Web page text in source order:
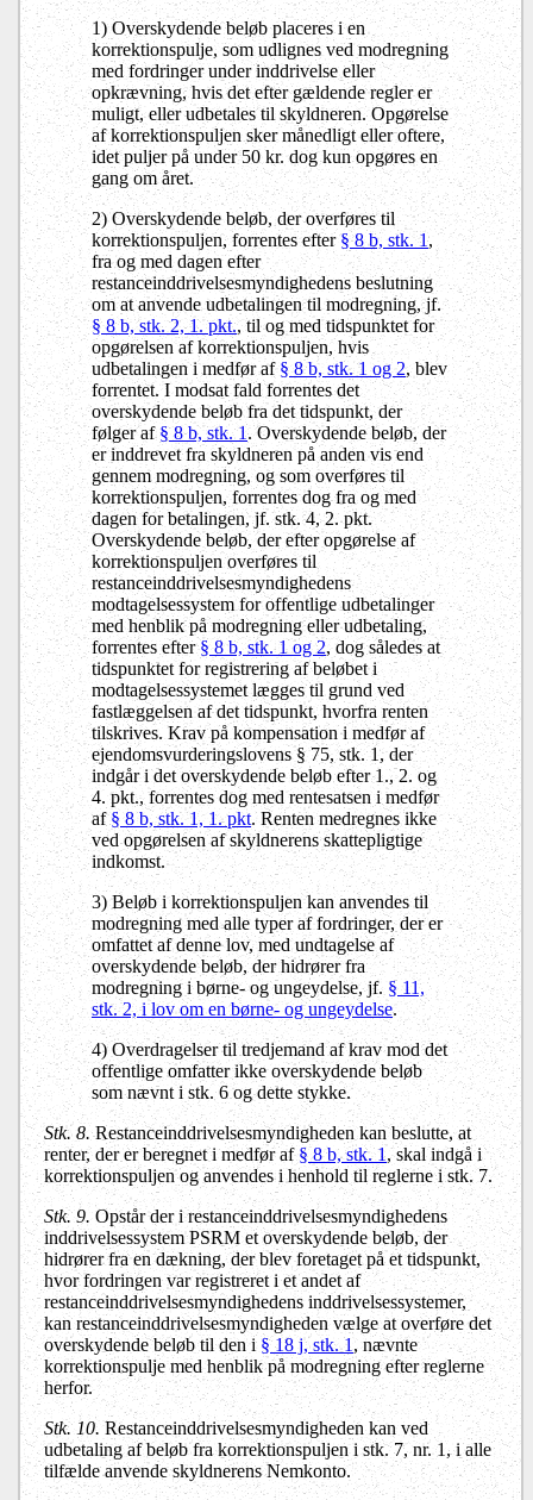
1) Overskydende beløb placeres i en
korrektionspulje, som udlignes ved modregning
med fordringer under inddrivelse eller
opkrævning, hvis det efter gældende regler er
muligt, eller udbetales til skyldneren. Opgørelse
af korrektionspuljen sker månedligt eller oftere,
idet puljer på under 50 kr. dog kun opgøres en
gang om året.
2) Overskydende beløb, der overføres til
korrektionspuljen, forrentes efter§ 8 b, stk. 1,
fra og med dagen efter
restanceinddrivelsesmyndighedens beslutning
om at anvende udbetalingen til modregning, jf.
§ 8 b, stk. 2, 1. pkt., til og med tidspunktet for
opgørelsen af korrektionspuljen, hvis
udbetalingen i medfør af § 8 b, stk. 1 og 2, blev
forrentet. I modsat fald forrentes det
overskydende beløb fra det tidspunkt, der
følger af§ 8 b, stk. 1. Overskydende beløb, der
er inddrevet fra skyldneren på anden vis end
gennem modregning, og som overføres til
korrektionspuljen, forrentes dog fra og med
dagen for betalingen, jf. stk. 4, 2. pkt.
Overskydende beløb, der efter opgørelse af
korrektionspuljen overføres til
restanceinddrivelsesmyndighedens
modtagelsessystem for offentlige udbetalinger
med henblik på modregning eller udbetaling,
forrentes efter§ 8 b, stk. 1 og 2, dog således at
tidspunktet for registrering af beløbet i
modtagelsessystemet lægges til grund ved
fastlæggelsen af det tidspunkt, hvorfra renten
tilskrives. Krav på kompensation i medfør af
ejendomsvurderingslovens § 75, stk. 1, der
indgår i det overskydende beløb efter 1., 2. og
4. pkt., forrentes dog med rentesatsen i medfør
af§ 8 b, stk. 1, 1. pkt. Renten medregnes ikke
ved opgørelsen af skyldnerens skattepligtige
indkomst.
3) Beløb i korrektionspuljen kan anvendes til
modregning med alle typer af fordringer, der er
omfattet af denne lov, med undtagelse af
overskydende beløb, der hidrører fra
modregning i børne- og ungeydelse, jf. § 11,
stk. 2, i lov om en børne- og ungeydelse.
4) Overdragelser til tredjemand af krav mod det
offentlige omfatter ikke overskydende beløb
som nævnt i stk. 6 og dette stykke.
Stk. 8.Restanceinddrivelsesmyndigheden kan beslutte, at
renter, der er beregnet i medfør af§ 8 b, stk. 1, skal indgå i
korrektionspuljen og anvendes i henhold til reglerne i stk. 7.
Stk. 9. Opstår der i restanceinddrivelsesmyndighedens
inddrivelsessystem PSRM et overskydende beløb, der
hidrører fra en dækning, der blev foretaget på et tidspunkt,
hvor fordringen var registreret i et andet af
restanceinddrivelsesmyndighedens inddrivelsessystemer,
kan restanceinddrivelsesmyndigheden vælge at overføre det
overskydende beløb til den i § 18 j, stk. 1 , nævnte
korrektionspulje med henblik på modregning efter reglerne
herfor.
Stk. 10. Restanceinddrivelsesmyndigheden kan ved
udbetaling af beløb fra korrektionspuljen i stk. 7, nr. 1, i alle
tilfælde anvende skyldnerens Nemkonto.